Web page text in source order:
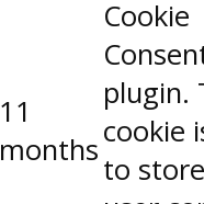
11
months
Cookie
plugin.
cookie
to